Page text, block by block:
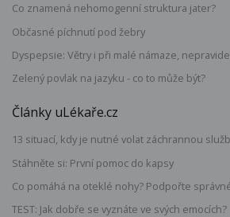
Co znamená nehomogenní struktura jater?
Občasné píchnutí pod žebry
Dyspepsie: Větry i při malé námaze,
Zelený povlak na jazyku - co to může být?
Články uLékaře.cz
13 situací, kdy je nutné volat záchrannou
Stáhněte si: První pomoc do kapsy
Co pomáhá na oteklé nohy? Podpořte
TEST: Jak dobře se vyznáte ve svých emocích?